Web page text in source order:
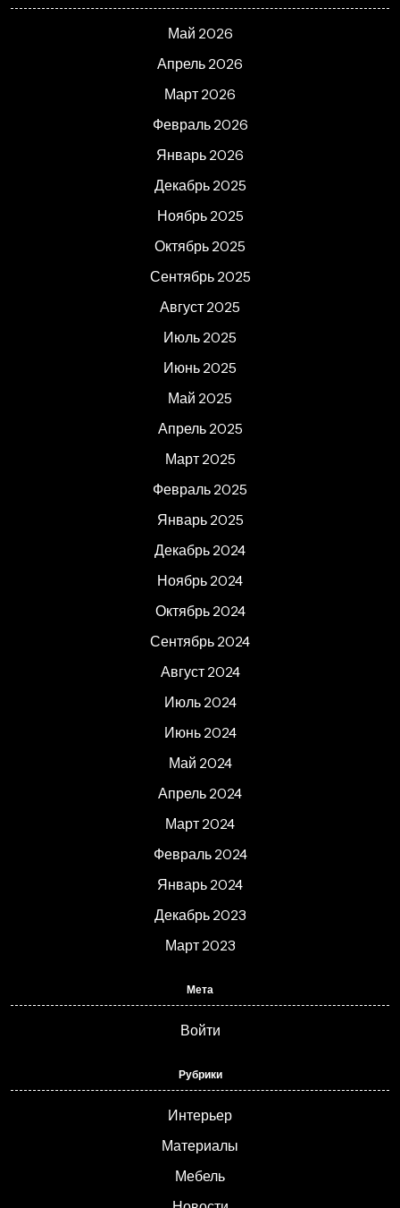
Май 2026
Апрель 2026
Март 2026
Февраль 2026
Январь 2026
Декабрь 2025
Ноябрь 2025
Октябрь 2025
Сентябрь 2025
Август 2025
Июль 2025
Июнь 2025
Май 2025
Апрель 2025
Март 2025
Февраль 2025
Январь 2025
Декабрь 2024
Ноябрь 2024
Октябрь 2024
Сентябрь 2024
Август 2024
Июль 2024
Июнь 2024
Май 2024
Апрель 2024
Март 2024
Февраль 2024
Январь 2024
Декабрь 2023
Март 2023
Мета
Войти
Рубрики
Интерьер
Материалы
Мебель